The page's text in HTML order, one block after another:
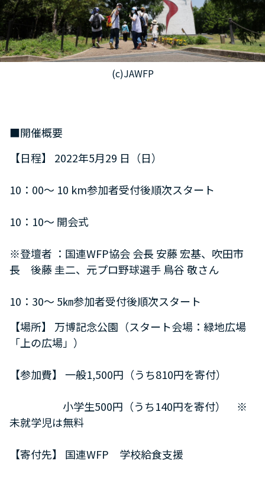
(c)JAWFP
■開催概要
【日程】 2022年5月29 日（日）
10：00～ 10 km参加者受付後順次スタート
10：10～ 開会式
※登壇者 ：国連WFP協会 会長 安藤 宏基、吹田市
長 後藤 圭二、元プロ野球選手 鳥谷 敬さん
10：30～ 5㎞参加者受付後順次スタート
【場所】 万博記念公園（スタート会場：緑地広場
「上の広場」）
【参加費】 一般1,500円（うち810円を寄付）
小学生500円（うち140円を寄付） ※
未就学児は無料
【寄付先】 国連WFP 学校給食支援